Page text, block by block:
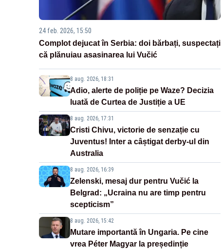
24 feb. 2026, 15:50
Complot dejucat în Serbia: doi bărbați, suspectați
că plănuiau asasinarea lui Vučić
8 aug. 2026, 18:31
Adio, alerte de poliție pe Waze? Decizia
luată de Curtea de Justiție a UE
8 aug. 2026, 17:31
Cristi Chivu, victorie de senzație cu
Juventus! Inter a câștigat derby-ul din
Australia
8 aug. 2026, 16:39
Zelenski, mesaj dur pentru Vučić la
Belgrad: „Ucraina nu are timp pentru
scepticism”
8 aug. 2026, 15:42
Mutare importantă în Ungaria. Pe cine
vrea Péter Magyar la președinție